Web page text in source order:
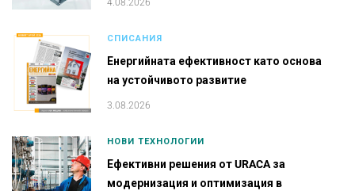
СПИСАНИЯ
Енергийната ефективност като основа
на устойчивото развитие
3.08.2026
НОВИ ТЕХНОЛОГИИ
Ефективни решения от URACA за
модернизация и оптимизация в